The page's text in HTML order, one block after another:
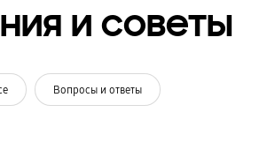
и советы
Вопросы и ответы